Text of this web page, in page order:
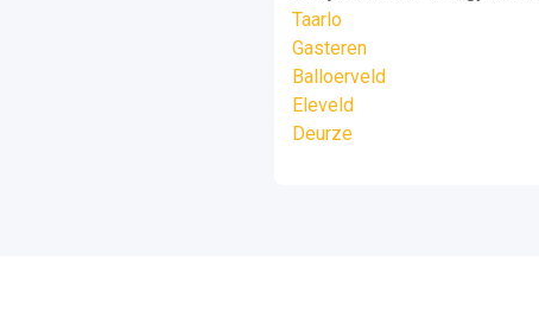
Taarlo
Gasteren
Balloerveld
Eleveld
Deurze